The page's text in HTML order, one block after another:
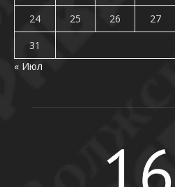
24
25 26 27
31
« Июл